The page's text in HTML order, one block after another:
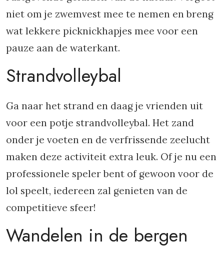
niet om je zwemvest mee te nemen en breng
wat lekkere picknickhapjes mee voor een
pauze aan de waterkant.
Strandvolleybal
Ga naar het strand en daag je vrienden uit
voor een potje strandvolleybal. Het zand
onder je voeten en de verfrissende zeelucht
maken deze activiteit extra leuk. Of je nu een
professionele speler bent of gewoon voor de
lol speelt, iedereen zal genieten van de
competitieve sfeer!
Wandelen in de bergen